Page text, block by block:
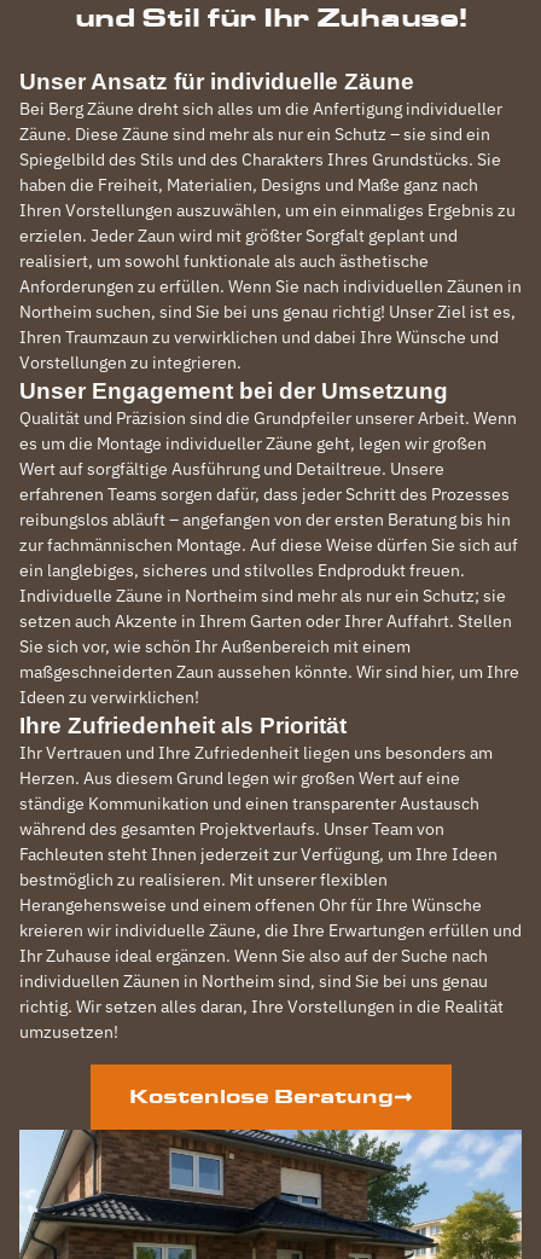
und Stil für Ihr Zuhause!
Unser Ansatz für individuelle Zäune
Bei Berg Zäune dreht sich alles um die Anfertigung individueller
Zäune. Diese Zäune sind mehr als nur ein Schutz – sie sind ein
Spiegelbild des Stils und des Charakters Ihres Grundstücks. Sie
haben die Freiheit, Materialien, Designs und Maße ganz nach
Ihren Vorstellungen auszuwählen, um ein einmaliges Ergebnis zu
erzielen. Jeder Zaun wird mit größter Sorgfalt geplant und
realisiert, um sowohl funktionale als auch ästhetische
Anforderungen zu erfüllen. Wenn Sie nach individuellen Zäunen in
Northeim suchen, sind Sie bei uns genau richtig! Unser Ziel ist es,
Ihren Traumzaun zu verwirklichen und dabei Ihre Wünsche und
Vorstellungen zu integrieren.
Unser Engagement bei der Umsetzung
Qualität und Präzision sind die Grundpfeiler unserer Arbeit. Wenn
es um die Montage individueller Zäune geht, legen wir großen
Wert auf sorgfältige Ausführung und Detailtreue. Unsere
erfahrenen Teams sorgen dafür, dass jeder Schritt des Prozesses
reibungslos abläuft – angefangen von der ersten Beratung bis hin
zur fachmännischen Montage. Auf diese Weise dürfen Sie sich auf
ein langlebiges, sicheres und stilvolles Endprodukt freuen.
Individuelle Zäune in Northeim sind mehr als nur ein Schutz; sie
setzen auch Akzente in Ihrem Garten oder Ihrer Auffahrt. Stellen
Sie sich vor, wie schön Ihr Außenbereich mit einem
maßgeschneiderten Zaun aussehen könnte. Wir sind hier, um Ihre
Ideen zu verwirklichen!
Ihre Zufriedenheit als Priorität
Ihr Vertrauen und Ihre Zufriedenheit liegen uns besonders am
Herzen. Aus diesem Grund legen wir großen Wert auf eine
ständige Kommunikation und einen transparenter Austausch
während des gesamten Projektverlaufs. Unser Team von
Fachleuten steht Ihnen jederzeit zur Verfügung, um Ihre Ideen
bestmöglich zu realisieren. Mit unserer flexiblen
Herangehensweise und einem offenen Ohr für Ihre Wünsche
kreieren wir individuelle Zäune, die Ihre Erwartungen erfüllen und
Ihr Zuhause ideal ergänzen. Wenn Sie also auf der Suche nach
individuellen Zäunen in Northeim sind, sind Sie bei uns genau
richtig. Wir setzen alles daran, Ihre Vorstellungen in die Realität
umzusetzen!
Kostenlose Beratung